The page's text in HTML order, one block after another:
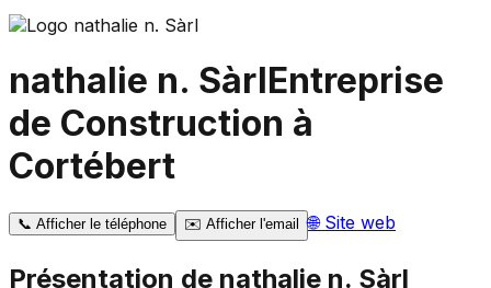
nathalie n. SàrlEntreprise
de Construction à
Cortébert
📞 Afficher le téléphone ✉️ Afficher l'email 🌐Site web
Présentation de nathalie n. Sàrl